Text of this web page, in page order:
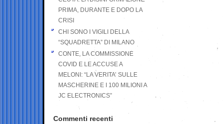
PRIMA, DURANTE E DOPO LA
CRISI
CHI SONO I VIGILI DELLA
“SQUADRETTA” DI MILANO
CONTE, LA COMMISSIONE
COVID E LE ACCUSE A
MELONI: “LA VERITA’ SULLE
MASCHERINE E I 100 MILIONI A
JC ELECTRONICS”
Commenti recenti